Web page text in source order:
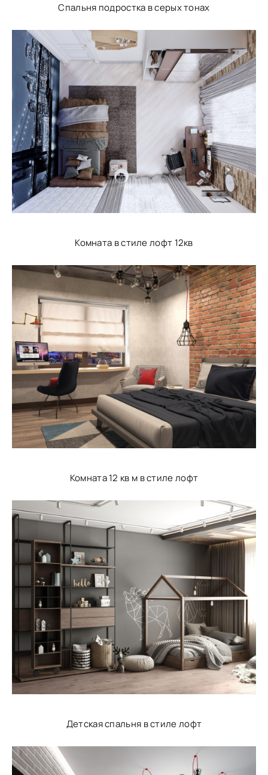
Спальня подростка в серых тонах
Комната в стиле лофт 12кв
Комната 12 кв м в стиле лофт
Детская спальня в стиле лофт